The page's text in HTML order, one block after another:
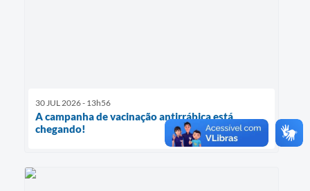
30 JUL 2026 - 13h56
A campanha de vacinação antirrábica está
chegando!